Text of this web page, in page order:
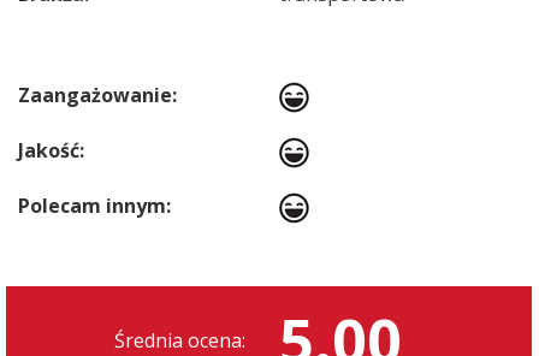
Zaangażowanie:
Jakość:
Polecam innym:
Średnia ocena: